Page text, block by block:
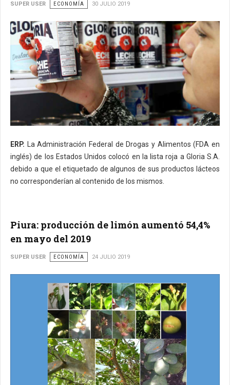
SUPER USER ECONOMÍA 30 JULIO 2019
ERP. La Administración Federal de Drogas y Alimentos (FDA en
inglés) de los Estados Unidos colocó en la lista roja a Gloria S.A.
debido a que el etiquetado de algunos de sus productos lácteos
no corresponderían al contenido de los mismos.
Piura: producción de limón aumentó 54,4%
en mayo del 2019
SUPER USER ECONOMÍA 24 JULIO 2019